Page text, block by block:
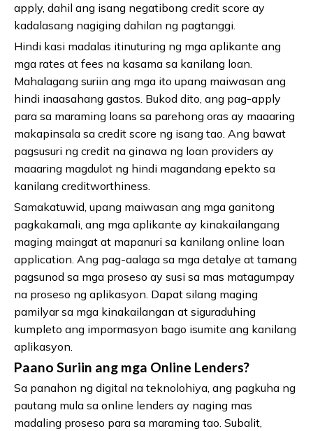
apply, dahil ang isang negatibong credit score ay
kadalasang nagiging dahilan ng pagtanggi.
Hindi kasi madalas itinuturing ng mga aplikante ang
mga rates at fees na kasama sa kanilang loan.
Mahalagang suriin ang mga ito upang maiwasan ang
hindi inaasahang gastos. Bukod dito, ang pag-apply
para sa maraming loans sa parehong oras ay maaaring
makapinsala sa credit score ng isang tao. Ang bawat
pagsusuri ng credit na ginawa ng loan providers ay
maaaring magdulot ng hindi magandang epekto sa
kanilang creditworthiness.
Samakatuwid, upang maiwasan ang mga ganitong
pagkakamali, ang mga aplikante ay kinakailangang
maging maingat at mapanuri sa kanilang online loan
application. Ang pag-aalaga sa mga detalye at tamang
pagsunod sa mga proseso ay susi sa mas matagumpay
na proseso ng aplikasyon. Dapat silang maging
pamilyar sa mga kinakailangan at siguraduhing
kumpleto ang impormasyon bago isumite ang kanilang
aplikasyon.
Paano Suriin ang mga Online Lenders?
Sa panahon ng digital na teknolohiya, ang pagkuha ng
pautang mula sa online lenders ay naging mas
madaling proseso para sa maraming tao. Subalit,